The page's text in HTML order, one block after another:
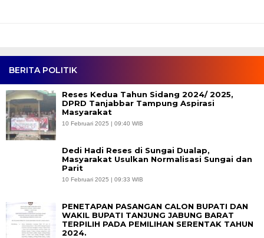
BERITA POLITIK
Reses Kedua Tahun Sidang 2024/ 2025,
DPRD Tanjabbar Tampung Aspirasi
Masyarakat
10 Februari 2025 | 09:40 WIB
Dedi Hadi Reses di Sungai Dualap,
Masyarakat Usulkan Normalisasi Sungai dan
Parit
10 Februari 2025 | 09:33 WIB
PENETAPAN PASANGAN CALON BUPATI DAN
WAKIL BUPATI TANJUNG JABUNG BARAT
TERPILIH PADA PEMILIHAN SERENTAK TAHUN
2024.